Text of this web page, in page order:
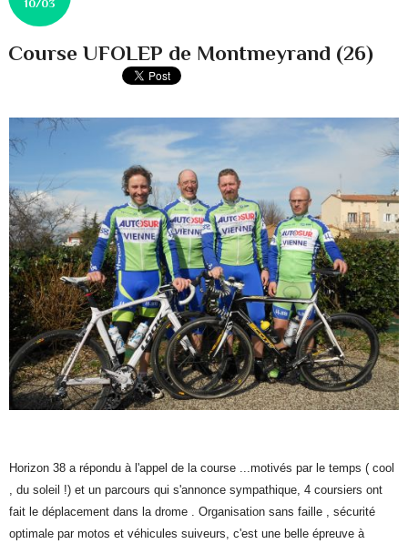
10/03
Course UFOLEP de Montmeyrand (26)
Horizon 38 a répondu à l'appel de la course ...motivés par le temps ( cool
, du soleil !) et un parcours qui s'annonce sympathique, 4 coursiers ont
fait le déplacement dans la drome . Organisation sans faille , sécurité
optimale par motos et véhicules suiveurs, c'est une belle épreuve à